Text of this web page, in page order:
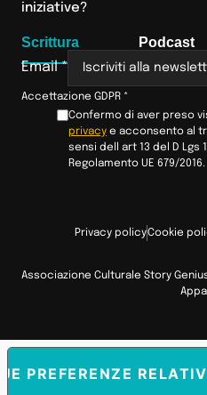
iniziative?
Scrittura
Email*
Accettazione GDPR *
Confermo di aver preso
privacy e acconsento al
sensi dell art 13 del D Lgs
Regolamento UE 679/2016.
Podcast
Associazione Culturale Story
Privacy policyCookie
PREFERENZE